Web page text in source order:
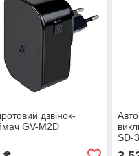
дзвінок-
GV-M2D
SD-